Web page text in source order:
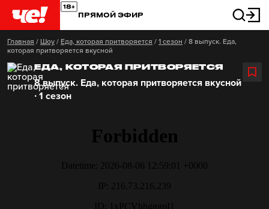
ПРЯМОЙ ЭФИР
Главная / Шоу / Еда, которая притворяется / 1 сезон / 8 выпуск. Еда,
которая притворяется вкусной
ЕДА, КОТОРАЯ ПРИТВОРЯЕТСЯ
8 выпуск. Еда, которая притворяется вкусной
∙ 1 сезон